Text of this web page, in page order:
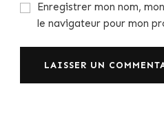
Enregistrer mon nom,
le navigateur pour mon